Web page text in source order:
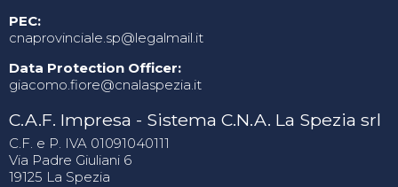
PEC:
cnaprovinciale.sp@legalmail.it
Data Protection Officer:
giacomo.fiore@cnalaspezia.it
C.A.F. Impresa - Sistema C.N.A. La Spezia srl
C.F. e P. IVA 01091040111
Via Padre Giuliani 6
19125 La Spezia